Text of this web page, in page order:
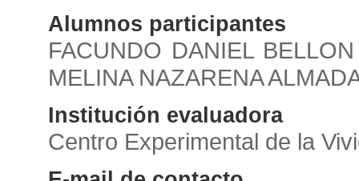
Alumnos participantes
FACUNDO DANIEL
MELINA NAZARENA
Institución evaluadora
Centro Experimental de la